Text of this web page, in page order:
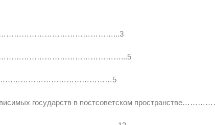
государств в постсоветском